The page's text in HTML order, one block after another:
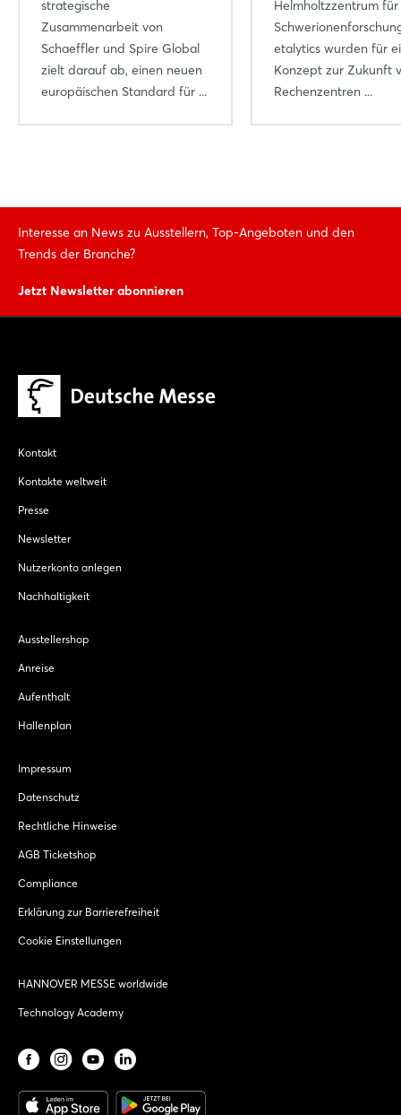
strategische
Zusammenarbeit von
Schaeffler und Spire Global
zielt darauf ab, einen neuen
europäischen Standard für ...
Helmholtzzentrum für
etalytics wurden für
Konzept zur Zukunft
Rechenzentren ...
Interesse an News zu Ausstellern, Top-Angeboten und den
Trends der Branche?
Jetzt Newsletter abonnieren
Kontakt
Kontakte weltweit
Presse
Newsletter
Nutzerkonto anlegen
Nachhaltigkeit
Ausstellershop
Anreise
Aufenthalt
Hallenplan
Impressum
Datenschutz
Rechtliche Hinweise
AGB Ticketshop
Compliance
Erklärung zur Barrierefreiheit
Cookie Einstellungen
HANNOVER MESSE worldwide
Technology Academy